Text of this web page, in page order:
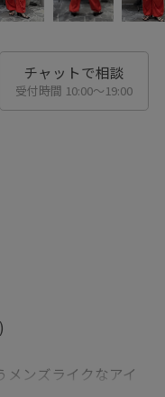
チャットで相談
受付時間 10:00〜19:00
メンズライクなアイ